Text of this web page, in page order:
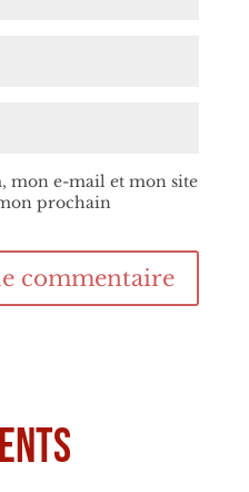
mon e-mail et mon site
prochain